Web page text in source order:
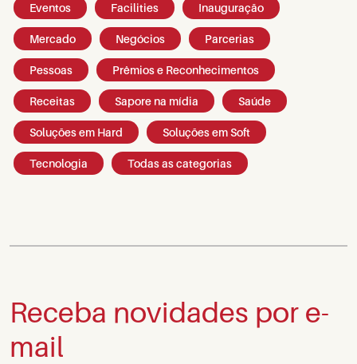
Eventos Facilities Inauguração
Mercado Negócios Parcerias
Pessoas Prêmios e Reconhecimentos
Receitas Sapore na mídia Saúde
Soluções em Hard Soluções em Soft
Tecnologia Todas as categorias
Receba novidades por e-
mail